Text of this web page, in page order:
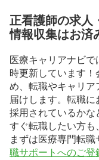
正看護師の求人
情報収集はお済
医療キャリアナビ
時更新しています
め、転職やキャリ
届けします。転職に
採用されているか
すぐ転職したい方も
まずは医療専門転
職サポートへのご登